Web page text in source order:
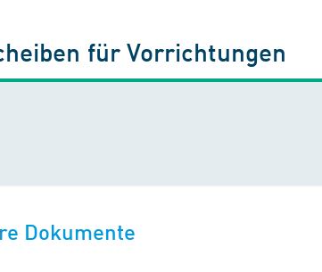
für Vorrichtungen
Dokumente